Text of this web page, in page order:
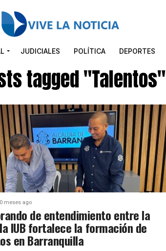
JUDICIALES POLÍTICA DEPORTES
tagged "Talentos"
meses ago
de entendimiento entre la
la IUB fortalece la formación de
en Barranquilla